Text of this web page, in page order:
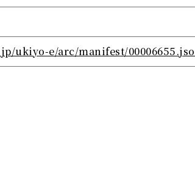
ukiyo-e/arc/manifest/